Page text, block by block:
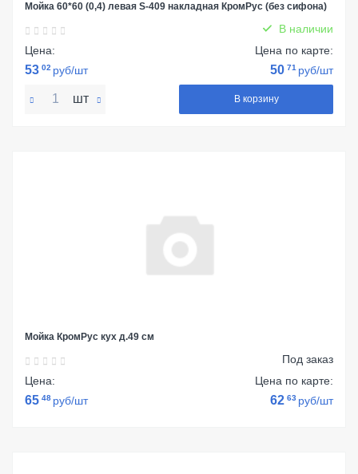
Мойка 60*60 (0,4) левая S-409 накладная КромРус (без сифона)
В наличии
Цена:
53 02 руб/шт
Цена по карте:
50 71 руб/шт
шт В корзину
Мойка КромРус кух д.49 см
Под заказ
Цена:
65 48 руб/шт
Цена по карте:
62 63 руб/шт